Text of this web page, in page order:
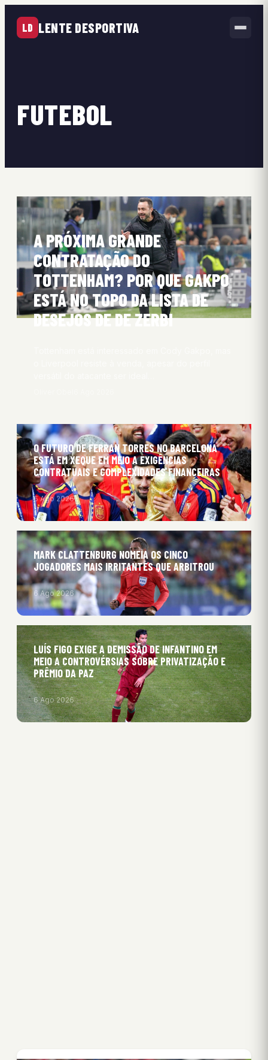
LD LENTE DESPORTIVA
FUTEBOL
A PRÓXIMA GRANDE
CONTRATAÇÃO DO
TOTTENHAM? POR QUE GAKPO
ESTÁ NO TOPO DA LISTA DE
DESEJOS DE DE ZERBI
O FUTURO DE FERRAN TORRES NO BARCELONA
ESTÁ EM XEQUE EM MEIO A EXIGÊNCIAS
CONTRATUAIS E COMPLEXIDADES FINANCEIRAS
6 Ago 2026
MARK CLATTENBURG NOMEIA OS CINCO
JOGADORES MAIS IRRITANTES QUE ARBITROU
6 Ago 2026
LUÍS FIGO EXIGE A DEMISSÃO DE INFANTINO EM
MEIO A CONTROVÉRSIAS SOBRE PRIVATIZAÇÃO E
PRÊMIO DA PAZ
6 Ago 2026